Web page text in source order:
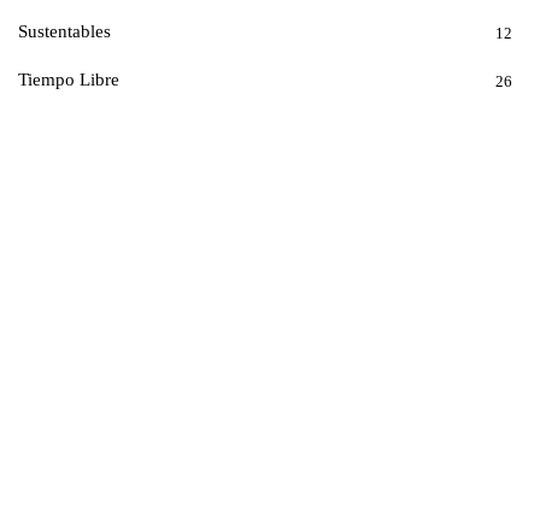
Sustentables 12
Tiempo Libre 26